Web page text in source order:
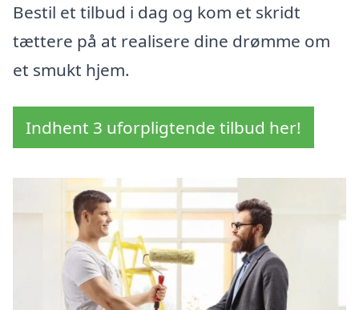
Bestil et tilbud i dag og kom et skridt
tættere på at realisere dine drømme om
et smukt hjem.
Indhent 3 uforpligtende tilbud her!